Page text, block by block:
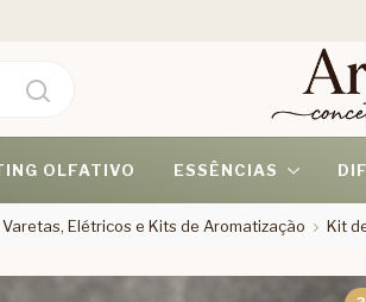
OLFATIVO ESSÊNCIAS
Elétricos e Kits de Aromatização Kit